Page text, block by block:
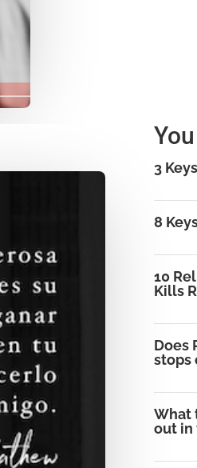
3
8
10
Kills
Does
stops
What
out in